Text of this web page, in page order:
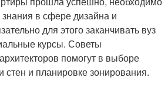
в сфере дизайна и
для этого заканчивать вуз
курсы. Советы
помогут в выборе
и планировке зонирования.